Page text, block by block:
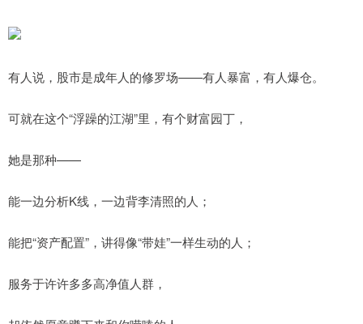
有人说，股市是成年人的修罗场——有人暴富，有人爆仓。
可就在这个“浮躁的江湖”里，有个财富园丁，
她是那种——
能一边分析K线，一边背李清照的人；
能把“资产配置”，讲得像“带娃”一样生动的人；
服务于许许多多高净值人群，